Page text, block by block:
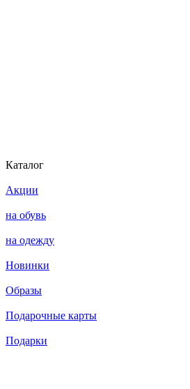
Каталог
Акции
на обувь
на одежду
Новинки
Образы
Подарочные карты
Подарки